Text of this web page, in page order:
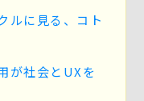
ルに見る、コト
が社会とUXを